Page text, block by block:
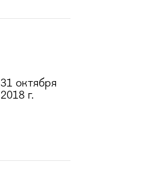
31 октября
2018 г.